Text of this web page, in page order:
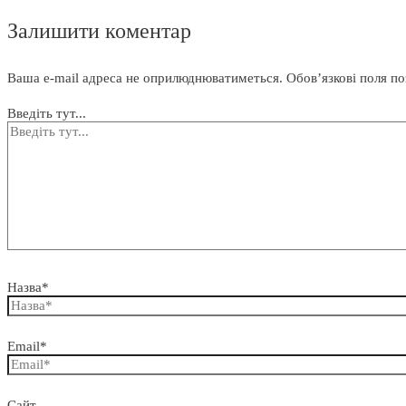
Залишити коментар
Ваша e-mail адреса не оприлюднюватиметься. Обов’язкові поля
Введіть тут...
Назва*
Email*